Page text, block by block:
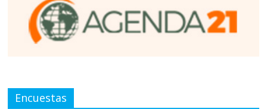
Encuestas